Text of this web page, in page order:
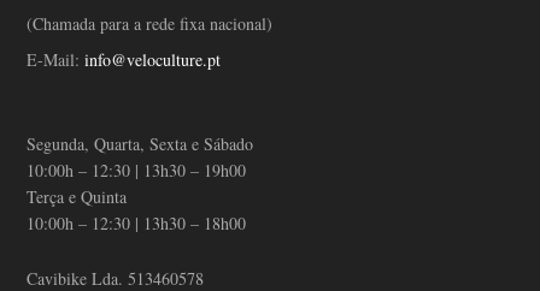
(Chamada para a rede fixa nacional)
E-Mail:info@veloculture.pt
Segunda, Quarta, Sexta e Sábado
10:00h – 12:30 | 13h30 – 19h00
Terça e Quinta
10:00h – 12:30 | 13h30 – 18h00
Cavibike Lda. 513460578